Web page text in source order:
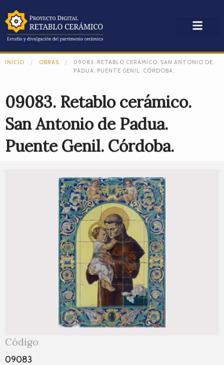
INICIO OBRAS
09083. RETABLO CERÁMICO. SAN ANTONIO DE
PADUA. PUENTE GENIL. CÓRDOBA.
09083. Retablo cerámico.
San Antonio de Padua.
Puente Genil. Córdoba.
Código
09083